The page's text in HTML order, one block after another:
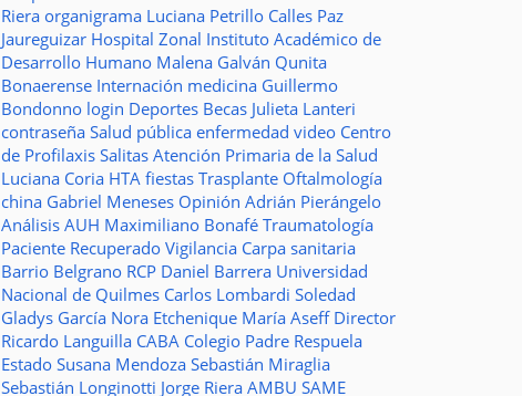
Riera organigrama Luciana Petrillo Calles Paz
Jaureguizar Hospital Zonal Instituto Académico de
Desarrollo Humano Malena Galván Qunita
Bonaerense Internación medicina Guillermo
Bondonno login Deportes Becas Julieta Lanteri
contraseña Salud pública enfermedad video Centro
de Profilaxis Salitas Atención Primaria de la Salud
Luciana Coria HTA fiestas Trasplante Oftalmología
china Gabriel Meneses Opinión Adrián Pierángelo
Análisis AUH Maximiliano Bonafé Traumatología
Paciente Recuperado Vigilancia Carpa sanitaria
Barrio Belgrano RCP Daniel Barrera Universidad
Nacional de Quilmes Carlos Lombardi Soledad
Gladys García Nora Etchenique María Aseff Director
Ricardo Languilla CABA Colegio Padre Respuela
Estado Susana Mendoza Sebastián Miraglia
Sebastián Longinotti Jorge Riera AMBU SAME